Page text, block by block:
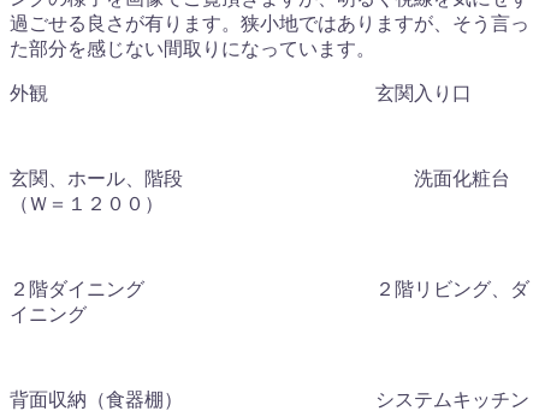
過ごせる良さが有ります。狭小地ではありますが、そう言っ
た部分を感じない間取りになっています。
外観 玄関入り口
玄関、ホール、階段 洗面化粧台
（Ｗ＝１２００）
２階ダイニング ２階リビング、ダ
イニング
背面収納（食器棚） システムキッチン